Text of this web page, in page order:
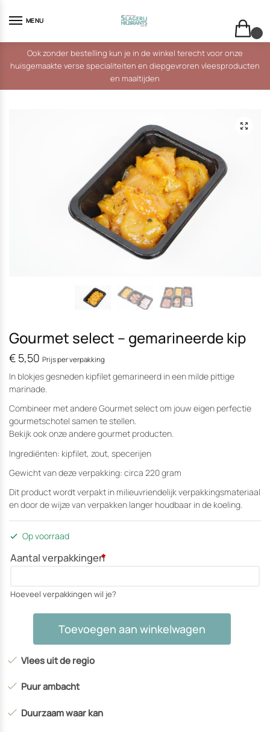
MENU
Ook zonder bestelling kun je in de winkel terecht voor onze
huisgemaakte verse specialiteiten en diepgevroren vleesproducten
en maaltijden
Gourmet select – gemarineerde kip
€ 5,50 Prijs per verpakking
In blokjes gesneden kipfilet gemarineerd in een milde pittige
marinade.
Combineer met andere Gourmet select om jouw eigen perfectie
gourmetschotel samen te stellen.
Bekijk ook onze andere gourmet producten.
Ingrediënten: kipfilet, zout, specerijen
Gewicht van deze verpakking: circa 220 gram
Dit product wordt verpakt in milieuvriendelijk verpakkingsmateriaal
en door de wijze van verpakken langer houdbaar in de koeling.
Op voorraad
Aantal verpakkingen
*
Hoeveel verpakkingen wil je?
gemarineerde
aantal
Toevoegen aan winkelwagen
Vlees uit de regio
Puur ambacht
Duurzaam waar kan